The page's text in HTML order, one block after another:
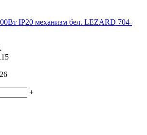
IP20 механизм бел. LEZARD 704-
+